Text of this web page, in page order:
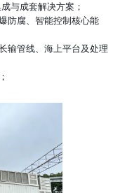
与成套解决方案；
防腐、智能控制核心能
输管线、海上平台及处理